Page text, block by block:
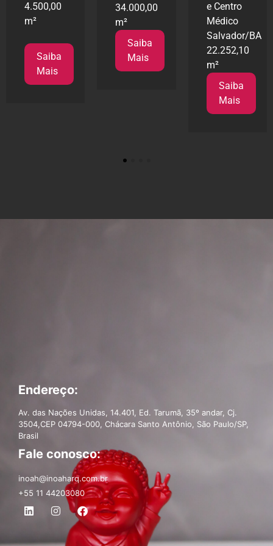
34.000,00
m²
Saiba
Mais
e Centro
Médico
Salvador/BA
22.252,10
m²
Saiba
Mais
Endereço:
Av. das Nações Unidas, 14.401, Ed. Tarumã, 35º andar, Cj.
3504,CEP 04794-000, Chácara Santo Antônio, São Paulo/SP,
Brasil
Fale conosco:
inoah@inoaharq.com.br
+55 11 44203080